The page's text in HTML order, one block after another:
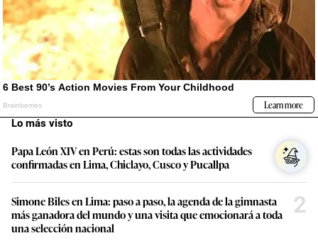
Lo más visto
Papa León XIV en Perú: estas son todas las actividades
confirmadas en Lima, Chiclayo, Cusco y Pucallpa
1
Simone Biles en Lima: paso a paso, la agenda de la gimnasta
más ganadora del mundo y una visita que emocionará a toda
una selección nacional
2